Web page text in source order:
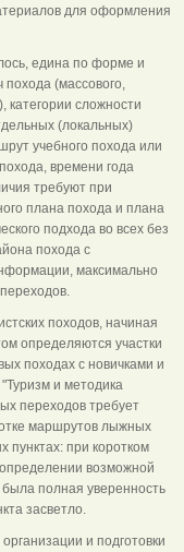
для оформления
едина по форме и
(массового,
категории сложности
(локальных)
учебного похода или
времени года
требуют при
плана похода и плана
подхода во всех без
похода с
максимально
походов, начиная
определяются участки
походах с новичками и
и методика
переходов требует
маршрутов лыжных
пунктах: при коротком
возможной
была полная уверенность
засветло.
и подготовки